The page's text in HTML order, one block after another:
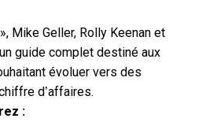
Mike Geller, Rolly Keenan et
guide complet destiné aux
évoluer vers des
d’affaires.
: